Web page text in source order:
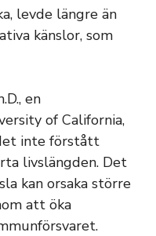
levde längre än
känslor, som
en
of California,
inte förstått
livslängden. Det
kan orsaka större
att öka